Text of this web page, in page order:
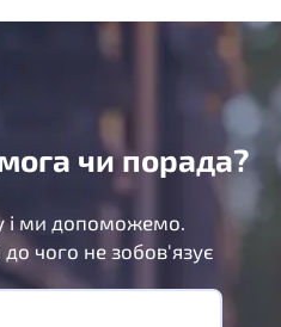
чи порада?
і ми допоможемо.
до чого не зобов'язує